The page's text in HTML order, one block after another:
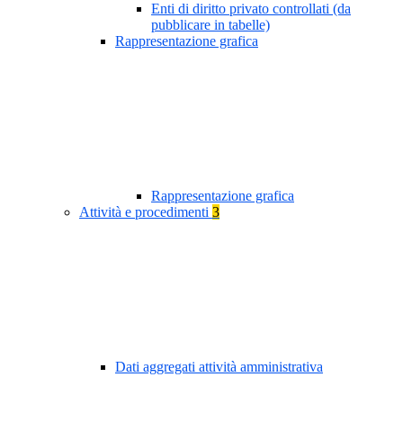
Enti di diritto privato controllati (da
pubblicare in tabelle)
Rappresentazione grafica
Rappresentazione grafica
Attività e procedimenti 3
Dati aggregati attività amministrativa